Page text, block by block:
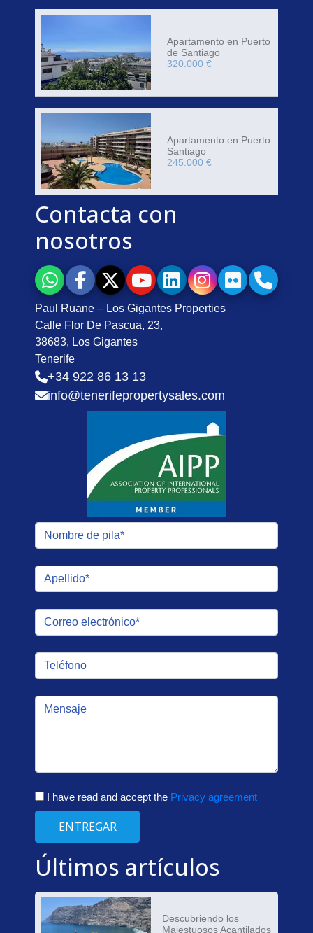
Apartamento en Puerto
de Santiago
320.000 €
Apartamento en Puerto
Santiago
245.000 €
Contacta con
nosotros
Paul Ruane – Los Gigantes Properties
Calle Flor De Pascua, 23,
38683, Los Gigantes
Tenerife
+34 922 86 13 13
info@tenerifepropertysales.com
I have read and accept the Privacy agreement
ENTREGAR
Últimos artículos
Descubriendo los
Majestuosos Acantilados